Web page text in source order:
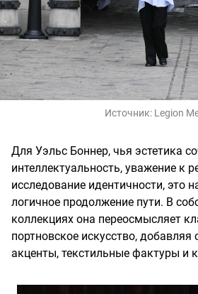
Источник: Legion
Для Уэльс Боннер, чья эстетика
интеллектуальность, уважение к
исследование идентичности, это
логичное продолжение пути. В
коллекциях она переосмысляет
портновское искусство,
акценты, текстильные фактуры и